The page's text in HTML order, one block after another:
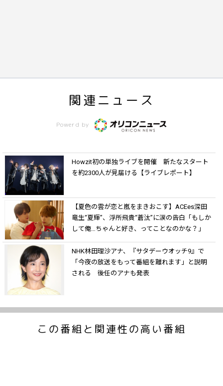
関連ニュース
Powerd by
Howzit初の単独ライブを開催 新たなスタート
を約2300人が見届ける【ライブレポート】
【夏色の雲が恋と嵐をまきおこす】ACEes深田
竜生“夏輝”、浮所飛貴“蒼汰”に涙の告白「もしか
して俺…ちゃんと好き、ってことなのかな？」
NHK林田理沙アナ、『サタデーウオッチ9』で
「今夜の放送をもって番組を離れます」と説明
される 後任のアナも発表
この番組と関連性の高い番組